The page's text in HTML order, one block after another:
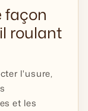
façon
roulant
l'usure,
et les